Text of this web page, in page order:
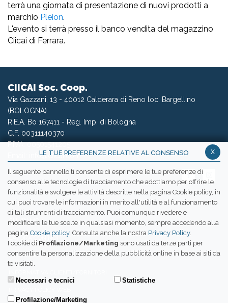
terrà una giornata di presentazione di nuovi prodotti a
marchio Pleion.
L'evento si terrà presso il banco vendita del magazzino
Ciicai di Ferrara.
CIICAI Soc. Coop.
Via Gazzani, 13 - 40012 Calderara di Reno loc. Bargellino
(BOLOGNA)
R.E.A. Bo 167411 - Reg. Imp. di Bologna
C.F. 00311140370
P.IVA: 00501541205
info@ciicai.com
WETRANSFER CIICAI
CHI SIAMO
LAVORA CON NOI
PRESS ROOM
x
LE TUE PREFERENZE RELATIVE AL CONSENSO
Il seguente pannello ti consente di esprimere le tue preferenze di
consenso alle tecnologie di tracciamento che adottiamo per offrire le
funzionalità e svolgere le attività descritte nella pagina Cookie policy, in
cui puoi trovare le informazioni in merito all'utilità e al funzionamento
di tali strumenti di tracciamento. Puoi comunque rivedere e
modificare le tue scelte in qualsiasi momento, sempre accedendo alla
pagina Cookie policy. Consulta anche la nostra Privacy Policy.
I cookie di Profilazione/Marketing sono usati da terze parti per
consentire la personalizzazione della pubblicità online in base ai siti da
te visitati.
Necessari e tecnici Statistiche
Profilazione/Marketing